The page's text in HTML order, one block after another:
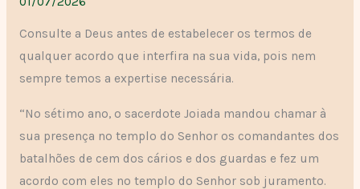
Consulte a Deus antes de estabelecer os termos de
qualquer acordo que interfira na sua vida, pois nem
sempre temos a expertise necessária.
“No sétimo ano, o sacerdote Joiada mandou chamar à
sua presença no templo do Senhor os comandantes dos
batalhões de cem dos cários e dos guardas e fez um
acordo com eles no templo do Senhor sob juramento.